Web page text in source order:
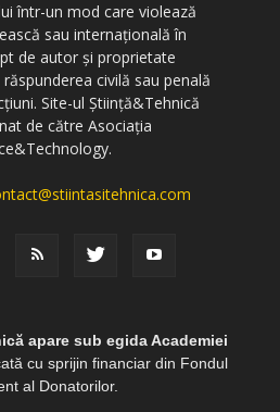
într-un mod care violează
sau internațională în
de autor și proprietate
civilă sau penală
Site-ul Știință&Tehnică
de către Asociația
apare sub egida Academiei
cu sprijin financiar din Fondul
al Donatorilor.